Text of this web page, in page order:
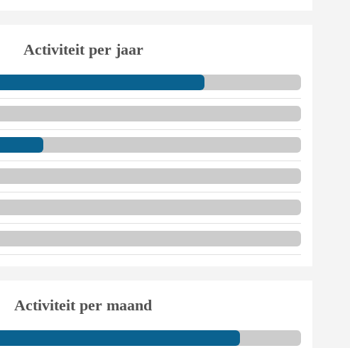
Activiteit per jaar
Activiteit per maand